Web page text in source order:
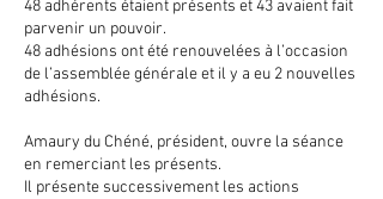
48 adhérents étaient présents et 43 avaient fait
parvenir un pouvoir.
48 adhésions ont été renouvelées à l’occasion
de l’assemblée générale et il y a eu 2 nouvelles
adhésions.
Amaury du Chéné, président, ouvre la séance
en remerciant les présents.
Il présente successivement les actions